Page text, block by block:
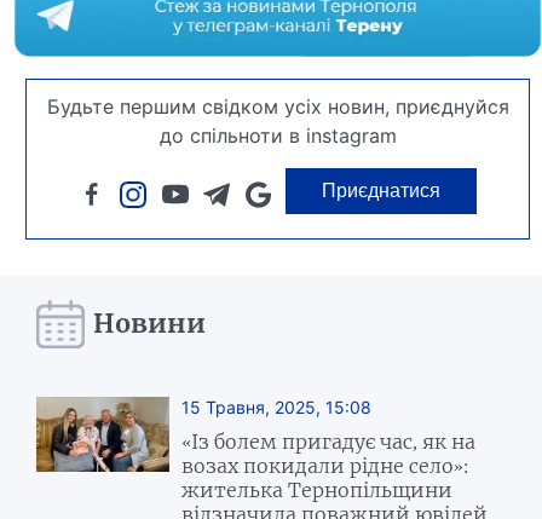
Будьте першим свідком усіх новин, приєднуйся
до спільноти в instagram
Приєднатися
Новини
15 Травня, 2025, 15:08
«Із болем пригадує час, як на
возах покидали рідне село»:
жителька Тернопільщини
відзначила поважний ювілей